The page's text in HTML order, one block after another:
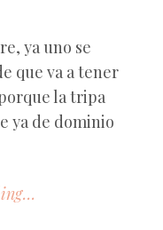
ya uno se
que va a tener
la tripa
ya de dominio